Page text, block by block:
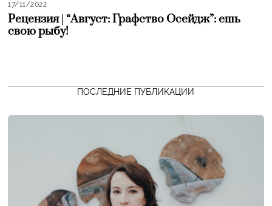
17/11/2022
Рецензия | “Август: Графство Осейдж”: ешь
свою рыбу!
ПОСЛЕДНИЕ ПУБЛИКАЦИИ